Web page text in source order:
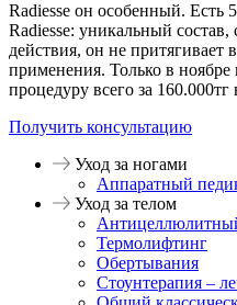
Radiesse он особенный.
Radiesse: уникальный
действия, он не притягивает
применения. Только в
процедуру всего за 160.000тг
Получить консультацию
Уход за ногами
Аппаратный
Уход за телом
Термолифтинг
Обертывания
Стоунтерапия –